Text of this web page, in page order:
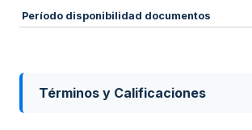
Período disponibilidad documentos
Términos y Calificaciones